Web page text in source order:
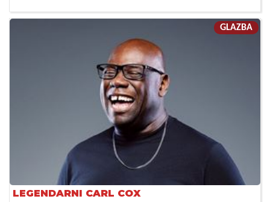
GLAZBA
LEGENDARNI CARL COX